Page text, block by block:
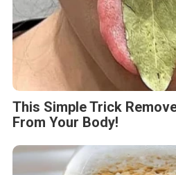
This Simple Trick
From Your Body!